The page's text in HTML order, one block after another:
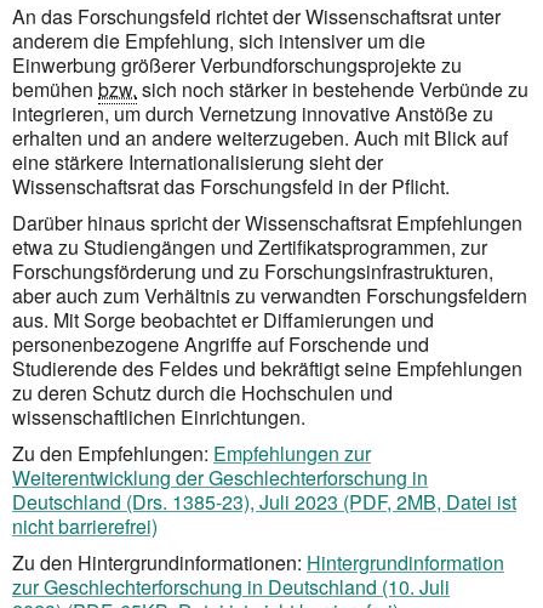
An das Forschungsfeld richtet der Wissenschaftsrat unter
anderem die Empfehlung, sich intensiver um die
Einwerbung größerer Verbundforschungsprojekte zu
bemühen bzw. sich noch stärker in bestehende Verbünde zu
integrieren, um durch Vernetzung innovative Anstöße zu
erhalten und an andere weiterzugeben. Auch mit Blick auf
eine stärkere Internationalisierung sieht der
Wissenschaftsrat das Forschungsfeld in der Pflicht.
Darüber hinaus spricht der Wissenschaftsrat Empfehlungen
etwa zu Studiengängen und Zertifikatsprogrammen, zur
Forschungsförderung und zu Forschungsinfrastrukturen,
aber auch zum Verhältnis zu verwandten Forschungsfeldern
aus. Mit Sorge beobachtet er Diffamierungen und
personenbezogene Angriffe auf Forschende und
Studierende des Feldes und bekräftigt seine Empfehlungen
zu deren Schutz durch die Hochschulen und
wissenschaftlichen Einrichtungen.
Zu den Empfehlungen: Empfehlungen zur
Weiterentwicklung der Geschlechterforschung in
Deutschland (Drs. 1385-23), Juli 2023 (PDF, 2MB, Datei ist
nicht barrierefrei)
Zu den Hintergrundinformationen: Hintergrundinformation
zur Geschlechterforschung in Deutschland (10. Juli